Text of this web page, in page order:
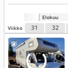
Elokuu
Viikko
31 32